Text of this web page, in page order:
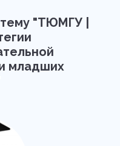
"ТЮМГУ |
младших